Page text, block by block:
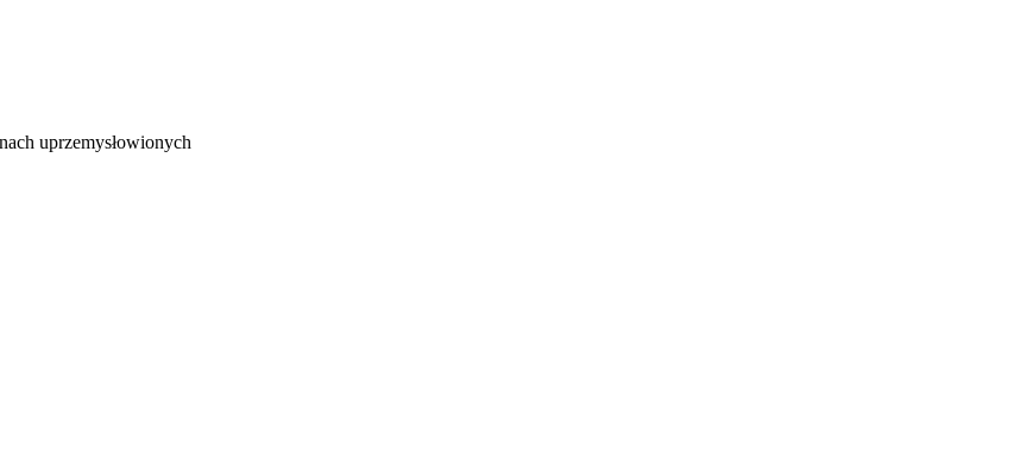
uprzemysłowionych